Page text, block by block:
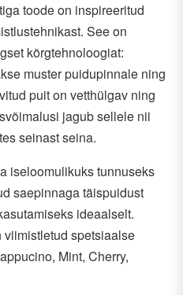
toode on inspireeritud
See on
kõrgtehnoloogiat:
muster puidupinnale ning
puit on vetthülgav ning
jagub sellele nii
seinast seina.
iseloomulikuks tunnuseks
saepinnaga täispuidust
ideaalselt.
viimistletud spetsiaalse
Mint, Cherry,